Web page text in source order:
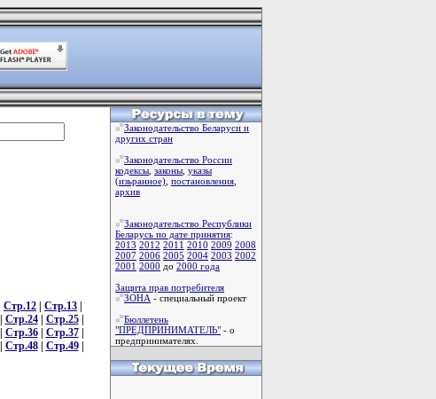
Стр.12 Стр.13
Стр.24| Стр.25|
Стр.36| Стр.37|
Стр.48| Стр.49|
Законодательство Беларуси и
других стран
Законодательство России
кодексы законы указы
(изьранное) постановления
архив
Законодательство Республики
Беларусь по дате принятия:
2013 2012 2011 2010 2009 2008
2007 2006 2005 2004 2003 2002
2001 2000 до 2000 года
Защита прав потребителя
ЗОНА - специальный проект
Бюллетень
"ПРЕДПРИНИМАТЕЛЬ" - о
предпринимателях.